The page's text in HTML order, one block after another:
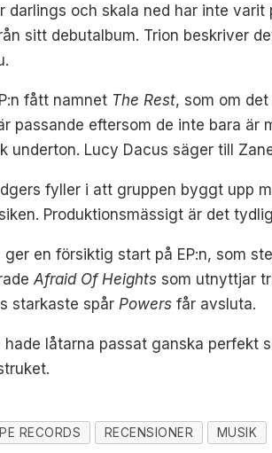
darlings och skala ned har inte
sitt debutalbum. Trion beskriver
fått namnet The Rest, som om
passande eftersom de inte bara är
underton. Lucy Dacus säger till
fyller i att gruppen byggt upp
Produktionsmässigt är det
ger en försiktig start på EP:n, som
Afraid Of Heightssom utnyttjar
starkaste spår Powersfår avsluta.
hade låtarna passat ganska perfekt
RECORDS RECENSIONER MUSIK